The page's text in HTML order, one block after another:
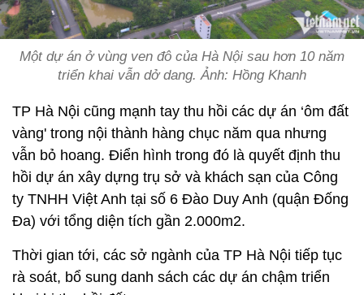
Một dự án ở vùng ven đô của Hà Nội sau hơn 10 năm
triển khai vẫn dở dang. Ảnh: Hồng Khanh
TP Hà Nội cũng mạnh tay thu hồi các dự án ‘ôm đất
vàng' trong nội thành hàng chục năm qua nhưng
vẫn bỏ hoang. Điển hình trong đó là quyết định thu
hồi dự án xây dựng trụ sở và khách sạn của Công
ty TNHH Việt Anh tại số 6 Đào Duy Anh (quận Đống
Đa) với tổng diện tích gần 2.000m2.
Thời gian tới, các sở ngành của TP Hà Nội tiếp tục
rà soát, bổ sung danh sách các dự án chậm triển